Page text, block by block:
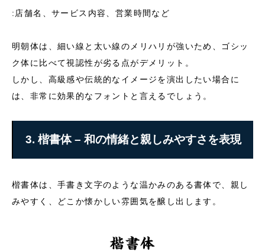
:店舗名、サービス内容、営業時間など
明朝体は、細い線と太い線のメリハリが強いため、ゴシッ
ク体に比べて視認性が劣る点がデメリット。
しかし、高級感や伝統的なイメージを演出したい場合に
は、非常に効果的なフォントと言えるでしょう。
3. 楷書体 – 和の情緒と親しみやすさを表現
楷書体は、手書き文字のような温かみのある書体で、親し
みやすく、どこか懐かしい雰囲気を醸し出します。